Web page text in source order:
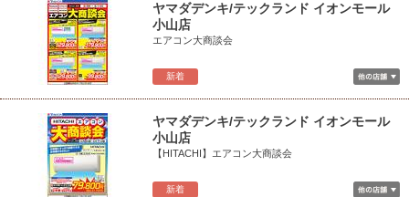
新着
ヤマダデンキ/テックランド イオンモール
小山店
エアコン大商談会
新着
ヤマダデンキ/テックランド イオンモール
小山店
【HITACHI】エアコン大商談会